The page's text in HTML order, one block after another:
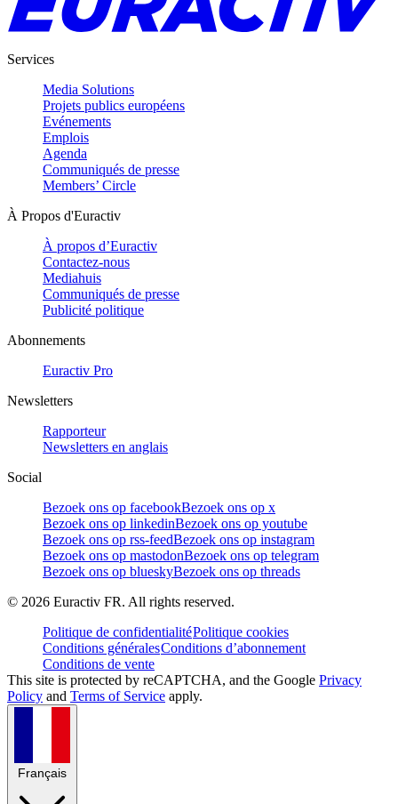
Services
Media Solutions
Projets publics européens
Evénements
Emplois
Agenda
Communiqués de presse
Members’ Circle
À Propos d'Euractiv
À propos d’Euractiv
Contactez-nous
Mediahuis
Communiqués de presse
Publicité politique
Abonnements
Euractiv Pro
Newsletters
Rapporteur
Newsletters en anglais
Social
Bezoek ons op facebookBezoek ons op x
Bezoek ons op linkedinBezoek ons op youtube
Bezoek ons op rss-feedBezoek ons op instagram
Bezoek ons op mastodonBezoek ons op telegram
Bezoek ons op blueskyBezoek ons op threads
© 2026 Euractiv FR. All rights reserved.
Politique de confidentialitéPolitique cookies
Conditions généralesConditions d’abonnement
Conditions de vente
This site is protected by reCAPTCHA, and the Google Privacy
Policy and Terms of Service apply.
Français